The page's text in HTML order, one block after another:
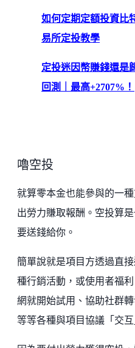
如何定期定額投資比
易所定投教學
定投迷因幣賺錢還是
回測｜最高+2707%！
嚕空投
就算零本金也能參與的一
出勞力賺取報酬。空投算
要送錢給你。
簡單說就是項目方透過直
種行銷活動，或使用者福
網就開始試用、協助社群
等等各種與項目協議「交互